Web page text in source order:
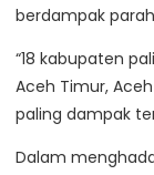
berdampak
“18 kabupaten
Aceh Timur,
paling dampak
Dalam